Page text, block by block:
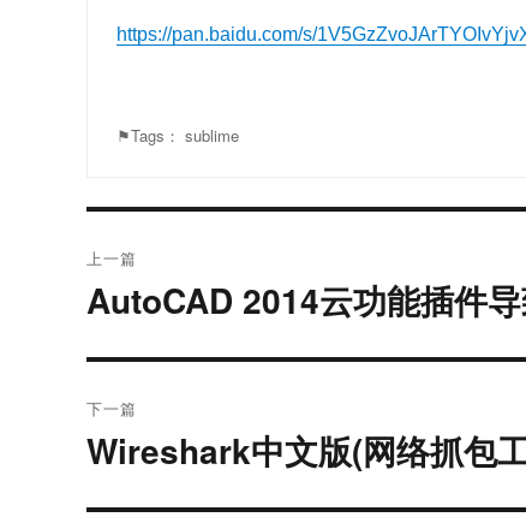
https://pan.baidu.com/s/
⚑Tags： sublime
章
上一篇
上
文
章：
AutoCAD 2014云功能插件
下一篇
下
文
Wireshark中文版(网络抓包